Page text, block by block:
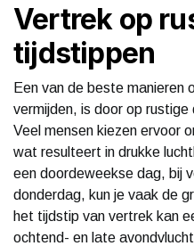
Vertrek op
tijdstippen
Een van de beste manieren
vermijden, is door op
Veel mensen kiezen ervoor
wat resulteert in drukke
een doordeweekse dag, bij
donderdag, kun je vaak de
het tijdstip van vertrek kan
ochtend- en late